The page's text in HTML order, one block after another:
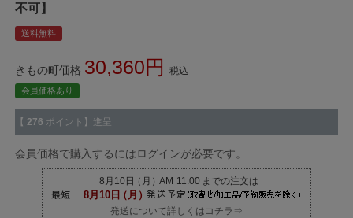
不可】
送料無料
きもの町価格 30,360 税込
会員価格あり
【 276 ポイント】進呈
会員価格で購入するにはログインが必要です。
発送について詳しくはコチラ⇒